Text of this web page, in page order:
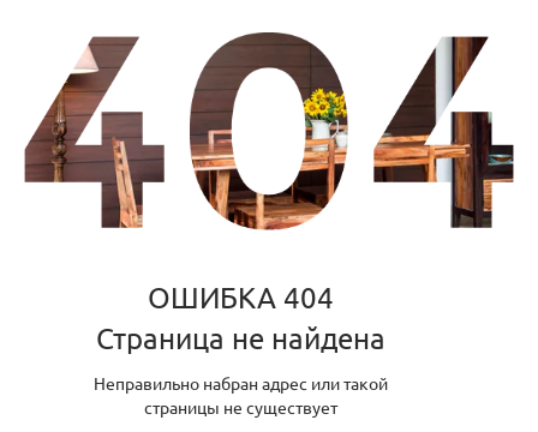
ОШИБКА 404
Страница не найдена
Неправильно набран адрес или такой
страницы не существует